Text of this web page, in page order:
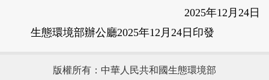
2025年12月24日
生態環境部辦公廳2025年12月24日印發
版權所有：中華人民共和國生態環境部